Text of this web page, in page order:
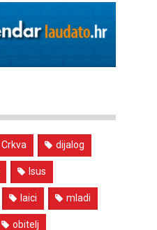
Crkva dijalog
Isus
laici mladi
obitelj